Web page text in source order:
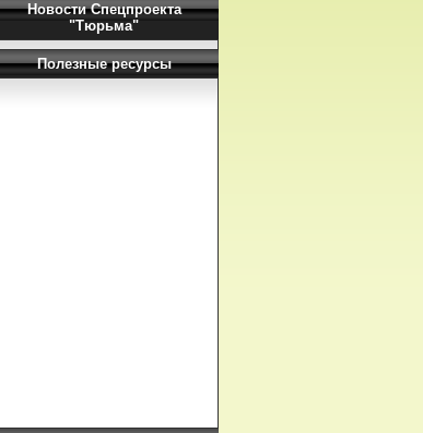
Новости Спецпроекта
"Тюрьма"
Полезные ресурсы